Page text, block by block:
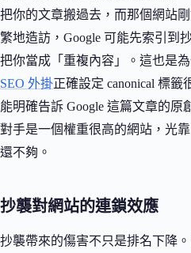
把你的文章搬過去，而那個網站
繁地造訪，Google 可能先索引到
把你當成「重複內容」。這也是
SEO 外掛正確設定 canonical 標籤
能明確告訴 Google 這篇文章的原
對手是一個權重很高的網站，光
還不夠。
抄襲對網站的連鎖效應
抄襲帶來的傷害不只是排名下降